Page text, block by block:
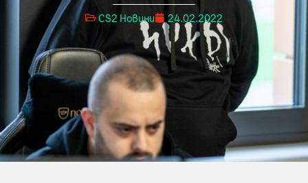
CS2 Новини 24.02.2022